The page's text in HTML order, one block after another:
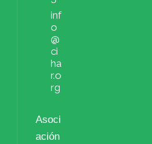
inf
o
@
ci
ha
r.o
rg
Asoci
ación